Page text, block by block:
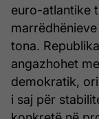
euro-atlantike
tona.
angazhohet
demokratik,
i saj për